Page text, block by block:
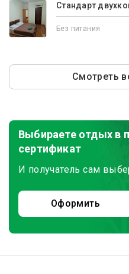
Стандарт
Без питания
Смотреть
Выбираете отдых в
сертификат
И получатель сам
Оформить